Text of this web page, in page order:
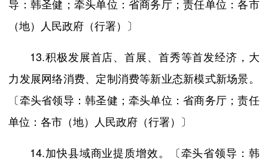
导：韩圣健；牵头单位：省商务厅；责任单位：各市
（地）人民政府（行署）〕
13.积极发展首店、首展、首秀等首发经济，大
力发展网络消费、定制消费等新业态新模式新场景。
〔牵头省领导：韩圣健；牵头单位：省商务厅；责任
单位：各市（地）人民政府（行署）〕
14.加快县域商业提质增效。〔牵头省领导：韩